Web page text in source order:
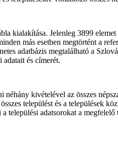
kialakítása. Jelenleg 3899
más esetben megtörtént a
adatbázis megtalálható a
adatait és címerét.
néhány kivételével az összes
települést és a települések
települési adatsorokat a megfelelő